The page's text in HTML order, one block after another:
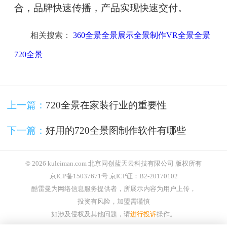
合，品牌快速传播，产品实现快速交付。
相关搜索： 360全景全景展示全景制作VR全景全景
720全景
上一篇： 720全景在家装行业的重要性
下一篇： 好用的720全景图制作软件有哪些
© 2026 kuleiman.com 北京同创蓝天云科技有限公司 版权所有
京ICP备15037671号 京ICP证：B2-20170102
酷雷曼为网络信息服务提供者，所展示内容为用户上传，
投资有风险，加盟需谨慎
如涉及侵权及其他问题，请进行投诉操作。